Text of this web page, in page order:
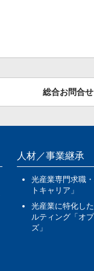
総合お問合せ